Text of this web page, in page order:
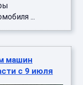
...
машин
с 9 июля